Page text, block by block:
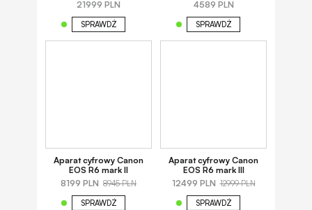
21999 PLN
SPRAWDŹ
4589 PLN
SPRAWDŹ
Aparat cyfrowy Canon
EOS R6 mark II
8199 PLN 8945 PLN
SPRAWDŹ
Aparat cyfrowy Canon
EOS R6 mark III
12499 PLN 12999 PLN
SPRAWDŹ